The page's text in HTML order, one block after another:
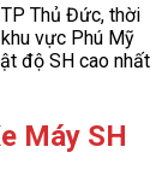
Thủ Đức, thời
vực Phú Mỹ
độ SH cao nhất
Máy SH